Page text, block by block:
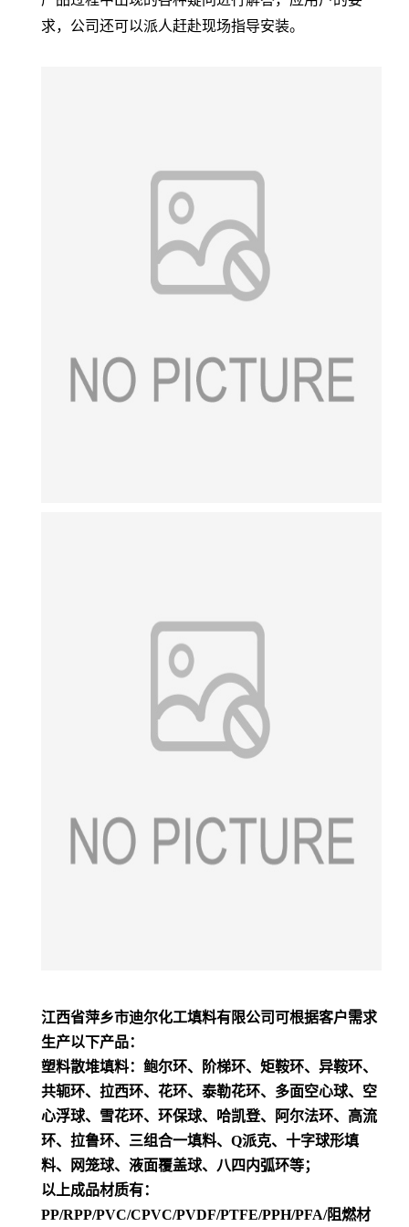
求，公司还可以派人赶赴现场指导安装。
江西省萍乡市迪尔化工填料有限公司可根据客户需求
生产以下产品：
塑料散堆填料：鲍尔环、阶梯环、矩鞍环、异鞍环、
共轭环、拉西环、花环、泰勒花环、多面空心球、空
心浮球、雪花环、环保球、哈凯登、阿尔法环、高流
环、拉鲁环、三组合一填料、Q派克、十字球形填
料、网笼球、液面覆盖球、八四内弧环等；
以上成品材质有：
PP/RPP/PVC/CPVC/PVDF/PTFE/PPH/PFA/阻燃材